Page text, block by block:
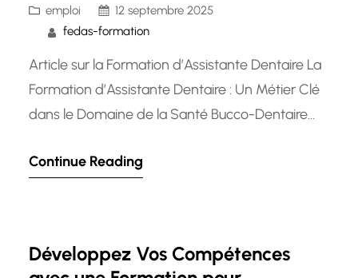
emploi
12 septembre 2025
fedas-formation
Article sur la Formation d’Assistante Dentaire La
Formation d’Assistante Dentaire : Un Métier Clé
dans le Domaine de la Santé Bucco-Dentaire
dans le bon fonctionnement des cabinets
pratique…
Continue Reading
Développez Vos Compétences